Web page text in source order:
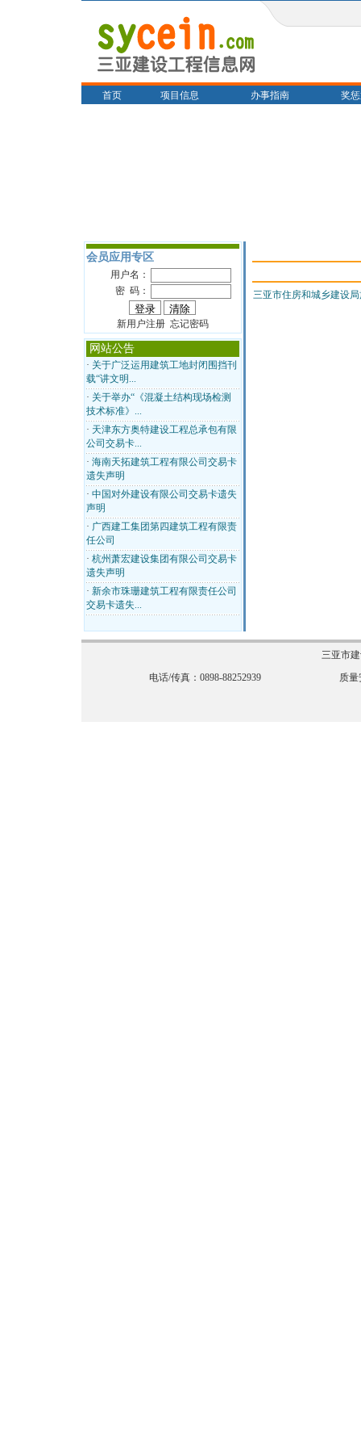
首页 项目信息 办事指南 奖
会员应用专区
用户名：
密 码：
新用户注册 忘记密码
网站公告
· 关于广泛运用建筑工地封闭围挡刊
载“讲文明...
· 关于举办“《混凝土结构现场检测
技术标准》...
· 天津东方奥特建设工程总承包有限
公司交易卡...
· 海南天拓建筑工程有限公司交易卡
遗失声明
· 中国对外建设有限公司交易卡遗失
声明
· 广西建工集团第四建筑工程有限责
任公司
· 杭州萧宏建设集团有限公司交易卡
遗失声明
· 新余市珠珊建筑工程有限责任公司
交易卡遗失...
三亚市住房和城乡建设
三亚市
电话/传真：0898-88252939
质量